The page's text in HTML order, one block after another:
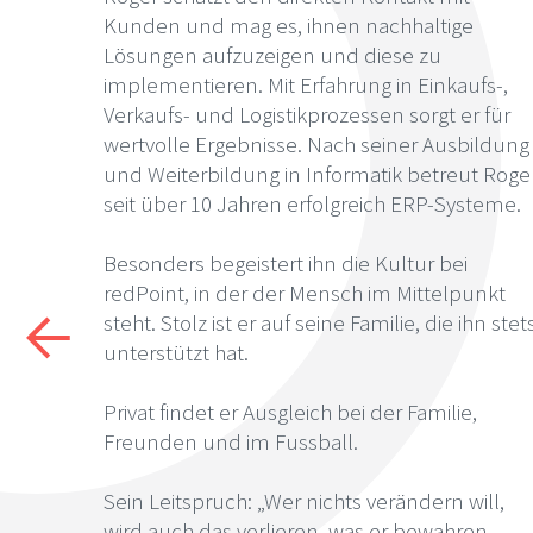
Kunden und mag es, ihnen nachhaltige
Lösungen aufzuzeigen und diese zu
implementieren. Mit Erfahrung in Einkaufs-,
Verkaufs- und Logistikprozessen sorgt er für
wertvolle Ergebnisse. Nach seiner Ausbildung
und Weiterbildung in Informatik betreut
seit über 10 Jahren erfolgreich ERP-Systeme.
Besonders begeistert ihn die Kultur bei
redPoint, in der der Mensch im Mittelpunkt
steht. Stolz ist er auf seine Familie, die ihn
unterstützt hat.
Privat findet er Ausgleich bei der Familie,
Freunden und im Fussball.
Sein Leitspruch: „Wer nichts verändern will,